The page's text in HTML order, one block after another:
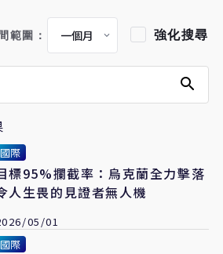
範圍： 強化搜尋
國際
標95%攔截率：烏克蘭全力擊落
人生畏的見證者無人機
05/01
國際